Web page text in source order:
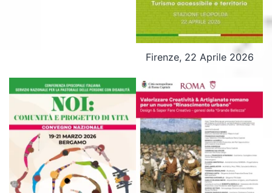
Firenze, 22 Aprile 2026